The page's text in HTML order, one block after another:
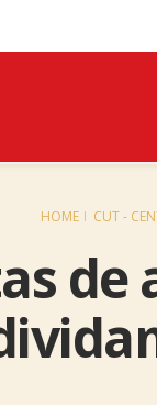
HOME CUT -
de